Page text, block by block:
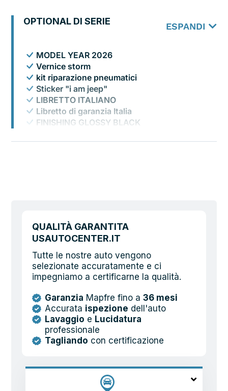
OPTIONAL DI SERIE ESPANDI
MODEL YEAR 2026
Vernice storm
kit riparazione pneumatici
Sticker "i am jeep"
LIBRETTO ITALIANO
Libretto di garanzia Italia
FINISHING GLOSSY BLACK
QUALITÀ GARANTITA
USAUTOCENTER.IT
Tutte le nostre auto vengono
selezionate accuratamente e ci
impegniamo a certificarne la qualità.
Garanzia Mapfre fino a 36 mesi
Accurata ispezione dell'auto
Lavaggio e Lucidatura
professionale
Tagliando con certificazione